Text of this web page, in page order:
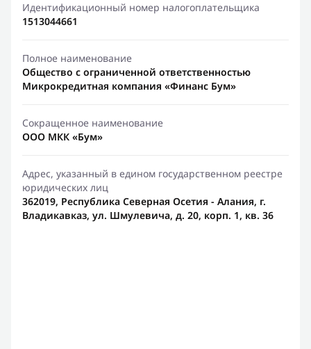
Идентификационный номер налогоплательщика
1513044661
Полное наименование
Общество с ограниченной ответственностью
Микрокредитная компания «Финанс Бум»
Сокращенное наименование
ООО МКК «Бум»
Адрес, указанный в едином государственном реестре
юридических лиц
362019, Республика Северная Осетия - Алания, г.
Владикавказ, ул. Шмулевича, д. 20, корп. 1, кв. 36